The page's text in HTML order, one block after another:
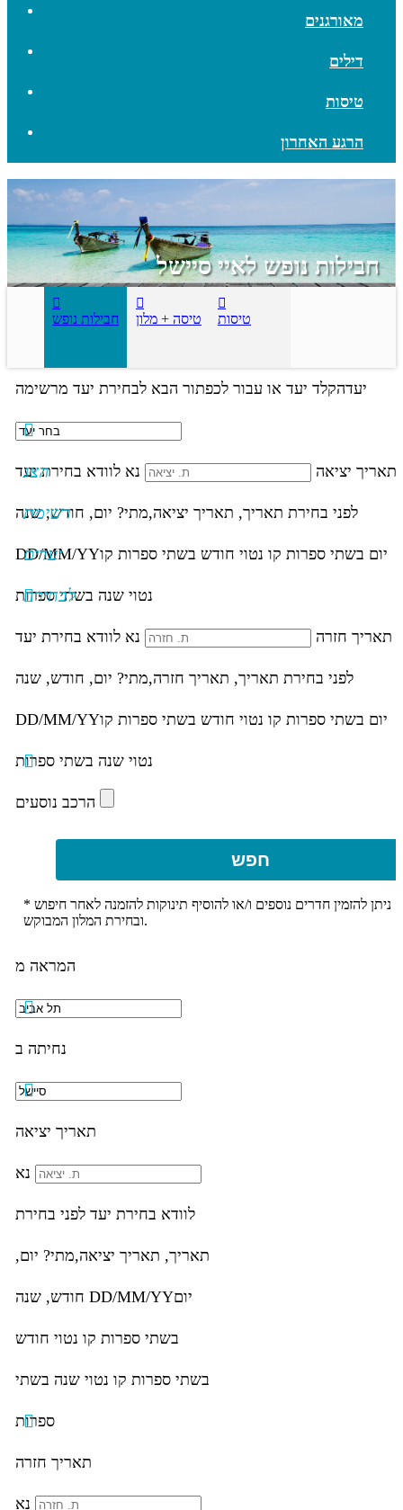
מאורגנים
דילים
טיסות
הרגע האחרון
חבילות נופש טיסה + מלון טיסות
חבילות נופש לאיי סיישל
יעדהקלד יעד או עבור לכפתור הבא לבחירת יעד מרשימה
הצג
רשימת
יעדים
לבחירה
תאריך יציאה נא לוודא בחירת יעד
לפני בחירת תאריך, תאריך יציאה,מתי? יום, חודש, שנה
DD/MM/YYיום בשתי ספרות קו נטוי חודש בשתי ספרות קו
נטוי שנה בשתי ספרות
תאריך חזרה נא לוודא בחירת יעד
לפני בחירת תאריך, תאריך חזרה,מתי? יום, חודש, שנה
DD/MM/YYיום בשתי ספרות קו נטוי חודש בשתי ספרות קו
נטוי שנה בשתי ספרות
הרכב נוסעים
חפש
* ניתן להזמין חדרים נוספים ו/או להוסיף תינוקות להזמנה לאחר חיפוש
ובחירת המלון המבוקש.
המראה מ
נחיתה ב
תאריך יציאה
נא
לוודא בחירת יעד לפני בחירת
תאריך, תאריך יציאה,מתי? יום,
DD/MM/YYיום
בשתי ספרות קו נטוי חודש
בשתי ספרות קו נטוי שנה בשתי
ספרות
תאריך חזרה
נא